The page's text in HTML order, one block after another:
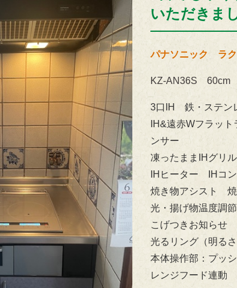
いただきま
パナソニック ラ
KZ-AN36S 60cm
3口IH 鉄・ステン
IH&遠赤Wフラッ
ンサー
凍ったままIHグリル
IHヒーター
IHコ
焼き物アシスト
光・揚げ物温度調
こげつきお知らせ
光るリング（明る
本体操作部：プッ
レンジフード連動